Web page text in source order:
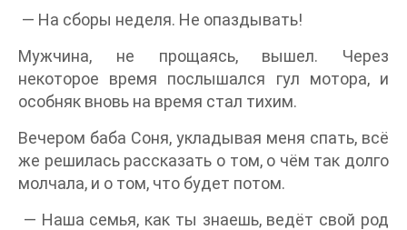
— На сборы неделя. Не опаздывать!
Мужчина, не прощаясь, вышел. Через
некоторое время послышался гул мотора, и
особняк вновь на время стал тихим.
Вечером баба Соня, укладывая меня спать, всё
же решилась рассказать о том, о чём так долго
молчала, и о том, что будет потом.
— Наша семья, как ты знаешь, ведёт свой род